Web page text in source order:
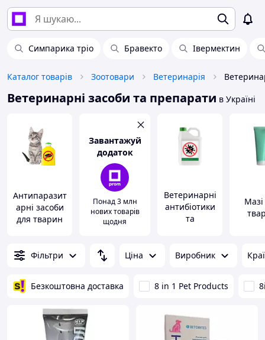
Симпарика тріо Бравекто Івермектин
Каталог товарів Зоотовари Ветеринарія
Ветеринарні засоби та препарати в Україні
Антипаразит
арні засоби
для тварин
Завантажуй
додаток
Понад 3 млн
нових товарів
щодня
Ветеринарні
антибіотики
та
Фільтри Ціна Виробник
Безкоштовна доставка 8 in 1 Pet Products